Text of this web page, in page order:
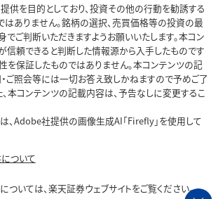
供を目的としており、投資その他の行動を勧誘する
はありません。銘柄の選択、売買価格等の投資の最
でご判断いただきますようお願いいたします。本コン
信頼できると判断した情報源から入手したものです
を保証したものではありません。本コンテンツの記
ご照会等には一切お答え致しかねますので予めご了
、本コンテンツの記載内容は、予告なしに変更するこ
、Adobe社提供の画像生成AI「Firefly」を使用して
ついて
いては、楽天証券ウェブサイトをご覧ください。